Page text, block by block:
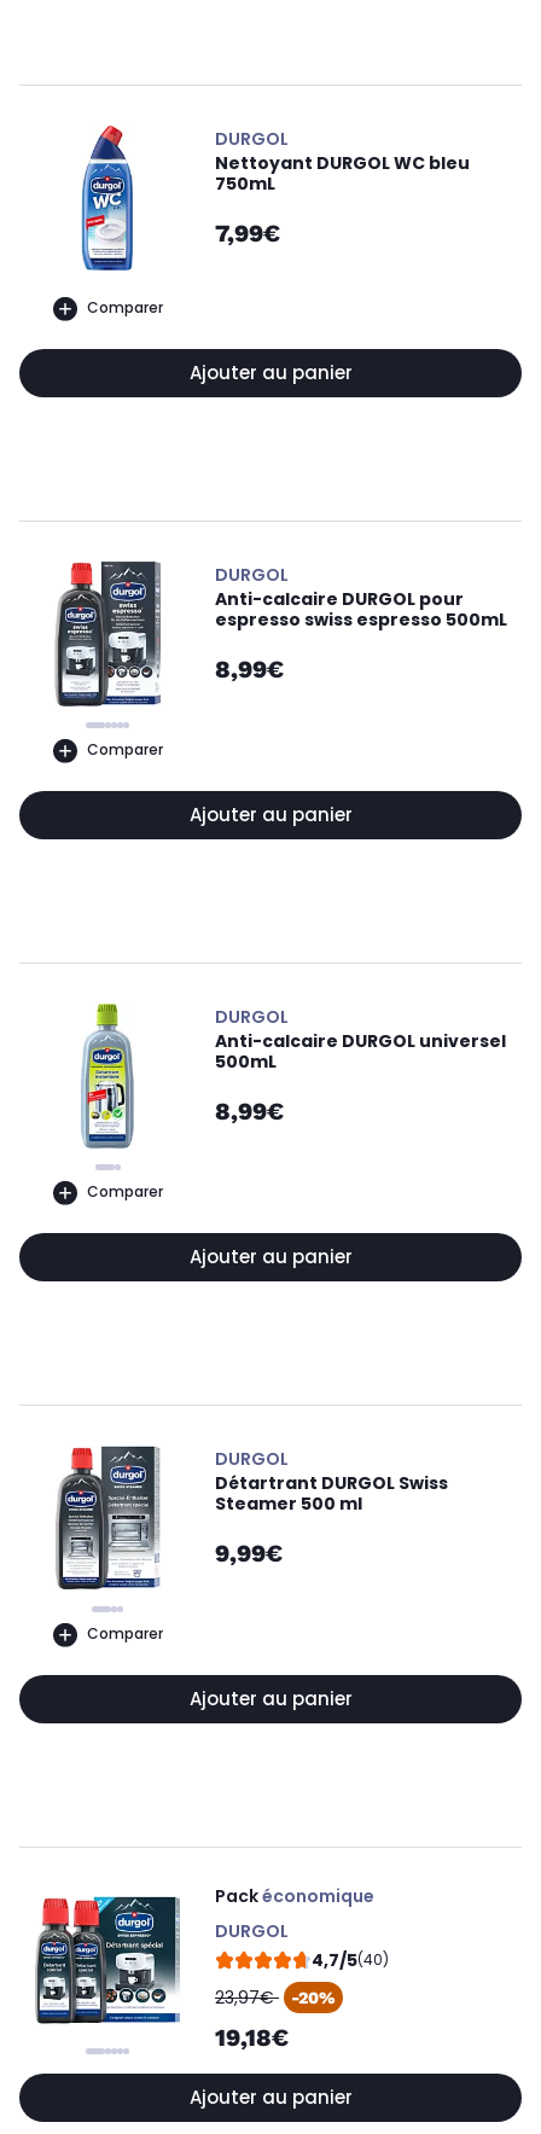
Comparer
DURGOL
Nettoyant DURGOL WC bleu
750mL
7,99€
Ajouter au panier
Comparer
DURGOL
Anti-calcaire DURGOL pour
espresso swiss espresso 500mL
8,99€
Ajouter au panier
Comparer
DURGOL
Anti-calcaire DURGOL universel
500mL
8,99€
Ajouter au panier
Comparer
DURGOL
Détartrant DURGOL Swiss
Steamer 500 ml
9,99€
Ajouter au panier
Packéconomique
DURGOL
4,7/5(40)
oldPrice
23,97€ -20%
19,18€
Ajouter au panier